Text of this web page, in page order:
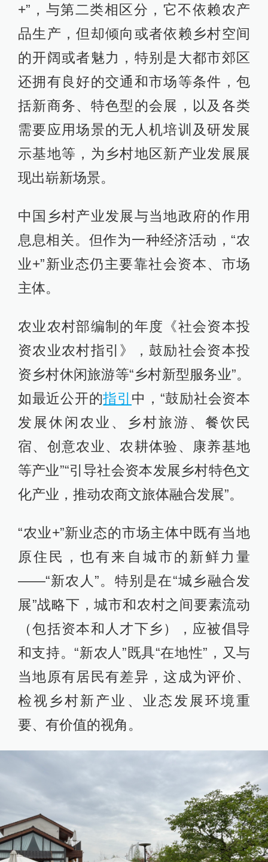
+”，与第二类相区分，它不依赖农产
品生产，但却倾向或者依赖乡村空间
的开阔或者魅力，特别是大都市郊区
还拥有良好的交通和市场等条件，包
括新商务、特色型的会展，以及各类
需要应用场景的无人机培训及研发展
示基地等，为乡村地区新产业发展展
现出崭新场景。
中国乡村产业发展与当地政府的作用
息息相关。但作为一种经济活动，“农
业+”新业态仍主要靠社会资本、市场
主体。
农业农村部编制的年度《社会资本投
资农业农村指引》，鼓励社会资本投
资乡村休闲旅游等“乡村新型服务业”。
如最近公开的指引 中，“鼓励社会资本
发展休闲农业、乡村旅游、餐饮民
宿、创意农业、农耕体验、康养基地
等产业”“引导社会资本发展乡村特色文
化产业，推动农商文旅体融合发展”。
“农业+”新业态的市场主体中既有当地
原住民，也有来自城市的新鲜力量
——“新农人”。特别是在“城乡融合发
展”战略下，城市和农村之间要素流动
（包括资本和人才下乡），应被倡导
和支持。“新农人”既具“在地性”，又与
当地原有居民有差异，这成为评价、
检视乡村新产业、业态发展环境重
要、有价值的视角。